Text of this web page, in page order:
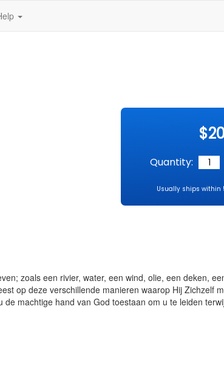
Quantity:
Usually ships within
zoals een rivier, water, een wind, olie, een deken,
op deze verschillende manieren waarop Hij Zichzelf
machtige hand van God toestaan om u te leiden